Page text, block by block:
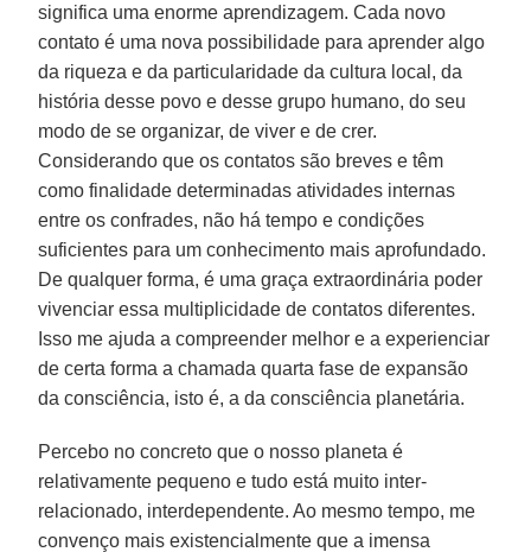
significa uma enorme aprendizagem. Cada novo
contato é uma nova possibilidade para aprender algo
da riqueza e da particularidade da cultura local, da
história desse povo e desse grupo humano, do seu
modo de se organizar, de viver e de crer.
Considerando que os contatos são breves e têm
como finalidade determinadas atividades internas
entre os confrades, não há tempo e condições
suficientes para um conhecimento mais aprofundado.
De qualquer forma, é uma graça extraordinária poder
vivenciar essa multiplicidade de contatos diferentes.
Isso me ajuda a compreender melhor e a experienciar
de certa forma a chamada quarta fase de expansão
da consciência, isto é, a da consciência planetária.
Percebo no concreto que o nosso planeta é
relativamente pequeno e tudo está muito inter-
relacionado, interdependente. Ao mesmo tempo, me
convenço mais existencialmente que a imensa